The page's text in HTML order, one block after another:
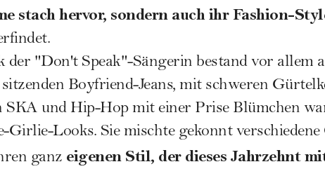
stach hervor, sondern auch ihr Fashion-
"Don't Speak"-Sängerin bestand vor allem
Boyfriend-Jeans, mit schweren
SKA und Hip-Hop mit einer Prise Blümchen
Looks. Sie mischte gekonnt verschiedene
ganz eigenen Stil, der dieses Jahrzehnt